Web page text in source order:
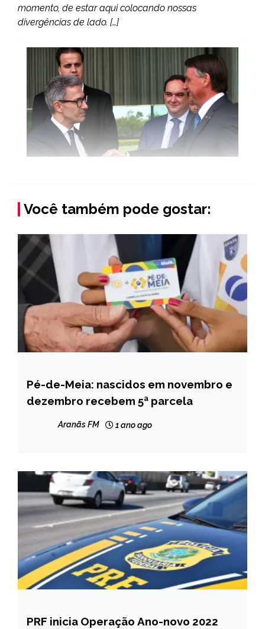
momento, de estar aqui colocando nossas
divergências de lado. […]
Você também pode gostar:
BRASIL
NOTÍCIAS
Pé-de-Meia: nascidos em novembro e
dezembro recebem 5ª parcela
Aranãs FM 1 ano ago
BRASIL
PRF inicia Operação Ano-novo 2022